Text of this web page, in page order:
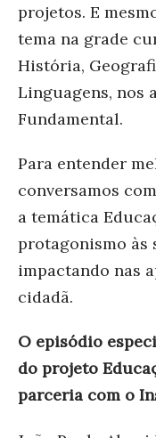
projetos. E
tema na grade
História,
Linguagens, nos
Fundamental.
Para entender
conversamos
a temática
protagonismo às
impactando nas
cidadã.
O episódio
do projeto
parceria com o